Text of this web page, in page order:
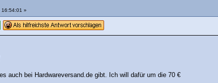
16:54:01 »
auch bei Hardwareversand.de gibt. Ich will dafür um die 70 €